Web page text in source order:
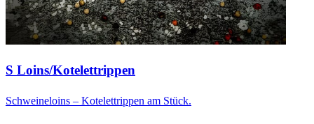
S Loins/Kotelettrippen
Schweineloins – Kotelettrippen am Stück.